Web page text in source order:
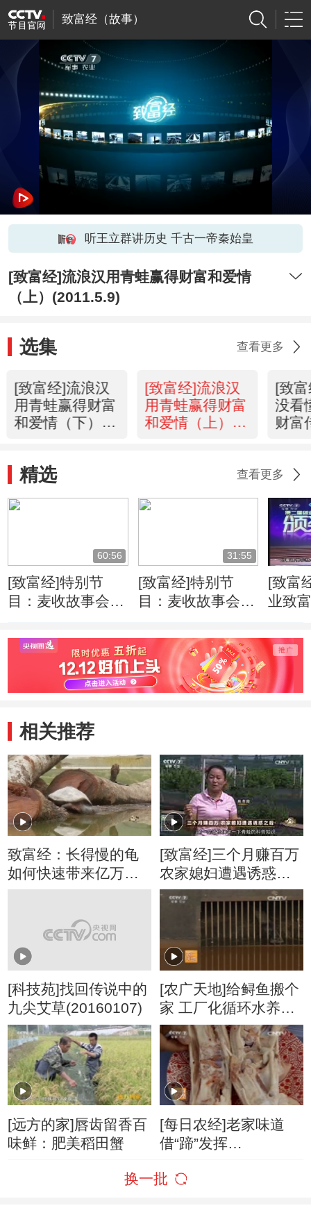
致富经（故事）
听王立群讲历史 千古一帝秦始皇
[致富经]流浪汉用青蛙赢得财富和爱情
（上）(2011.5.9)
选集 查看更多
[致富经]流浪汉
用青蛙赢得财富
和爱情（下）
[致富经]流浪汉
用青蛙赢得财富
和爱情（上）
[致
没看
财富
精选 查看更多
60:56
[致富经]特别节
目：麦收故事会-
(20120626)
31:55
[致富经]特别节
目：麦收故事会-
(20120626)
[致富
业致
相关推荐
致富经：长得慢的龟
如何快速带来亿万财
02月28日
[致富经]三个月赚百万
农家媳妇遭遇诱惑之
后 20161019
[科技苑]找回传说中的
九尖艾草(20160107)
[农广天地]给鲟鱼搬个
家 工厂化循环水养鲟
鱼(20160108)
[远方的家]唇齿留香百
味鲜：肥美稻田蟹
[每日农经]老家味道
借“蹄”发挥
换一批